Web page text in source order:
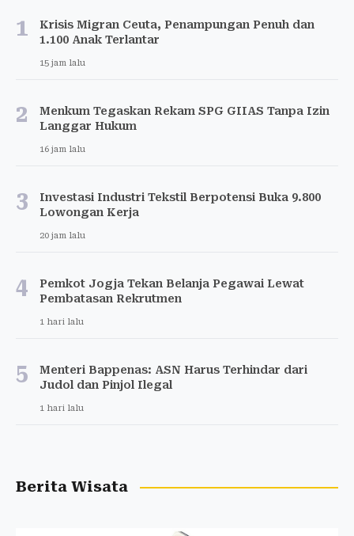
1
Krisis Migran Ceuta, Penampungan Penuh dan
1.100 Anak Terlantar
15 jam lalu
2
Menkum Tegaskan Rekam SPG GIIAS Tanpa Izin
Langgar Hukum
16 jam lalu
3
Investasi Industri Tekstil Berpotensi Buka 9.800
Lowongan Kerja
20 jam lalu
4
Pemkot Jogja Tekan Belanja Pegawai Lewat
Pembatasan Rekrutmen
1 hari lalu
5
Menteri Bappenas: ASN Harus Terhindar dari
Judol dan Pinjol Ilegal
1 hari lalu
Berita Wisata